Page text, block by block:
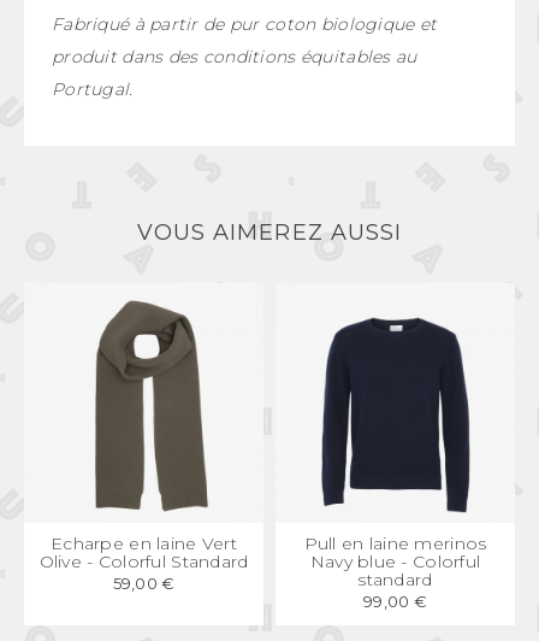
Fabriqué à partir de pur coton biologique et
produit dans des conditions équitables au
Portugal.
VOUS AIMEREZ AUSSI
APERÇU RAPIDE
Echarpe en laine Vert
Olive - Colorful Standard
59,00 €
APERÇU RAPIDE
Pull en laine merinos
Navy blue - Colorful
standard
99,00 €